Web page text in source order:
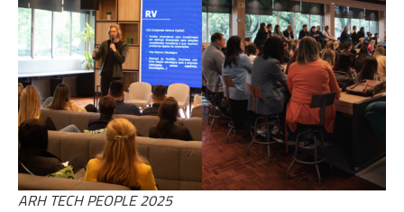
ARH TECH PEOPLE 2025